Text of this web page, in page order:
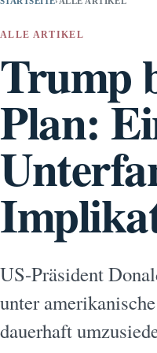
ALLE ARTIKEL
Trump
Plan:
US-Präsident
unter
dauerhaft